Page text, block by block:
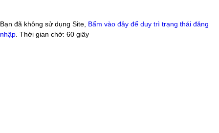
Bạn đã không sử dụng Site, Bấm vào đây để duy trì trạng thái đăng
nhập . Thời gian chờ: 60 giây